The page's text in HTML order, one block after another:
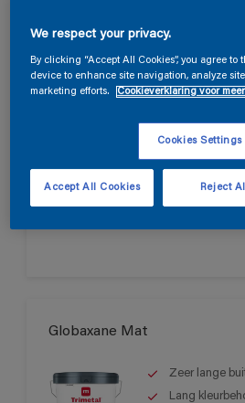
Gemakkelijk te
Hoge vulling,
Alleen verkrijgbaar in de winkel
Globaxane Mat
Zeer lange
Lang
We respect your privacy.
By clicking “Accept All Cookies”, you agree to
device to enhance site navigation, analyze
marketing efforts.
Cookieverklaring voor
Cookies Settings
Reject All
Accept All Cookies